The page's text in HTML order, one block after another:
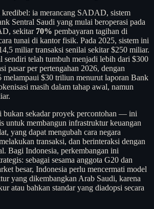
ia merancang SADAD, sistem
Sentral Saudi yang mulai beroperasi pada
sekitar 70% pembayaran tagihan di
tunai di kantor fisik. Pada 2025, sistem ini
miliar transaksi senilai sekitar $250 miliar.
sendiri telah tumbuh menjadi lebih dari $300
pasar per pertengahan 2026, dengan
melampaui $30 triliun menurut laporan Bank
masih dalam tahap awal, namun
bukan sekadar proyek percontohan — ini
untuk membangun infrastruktur keuangan
yang dapat mengubah cara negara
transaksi, dan berinteraksi dengan
Bagi Indonesia, perkembangan ini
sebagai sesama anggota G20 dan
besar, Indonesia perlu mencermati model
yang dikembangkan Arab Saudi, karena
atau bahkan standar yang diadopsi secara